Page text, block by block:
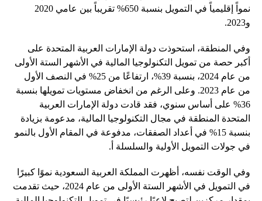
نمواً إقليمياً في التمويل بنسبة 650% تقريباً بين عامي 2020
و2023.
وفي المنطقة، استحوذت دولة الإمارات العربية المتحدة على
أكبر حصة من تمويل التكنولوجيا المالية في الأشهر الستة الأولى
من عام 2024، بنسبة 39%، ارتفاعًا من 25% في النصف الأول
من عام 2023. وعلى الرغم من انخفاض مستويات تمويلها بنسبة
36% على أساس سنوي، فقد قادت دولة الإمارات العربية
المتحدة المنطقة في مجال التكنولوجيا المالية، مدعومة بزيادة
بنسبة 15% في أعداد الصفقات، مدفوعة في المقام الأول بالنمو
في جولات التمويل الأولية والسلسلة أ.
وفي الوقت نفسه، أظهرت المملكة العربية السعودية نموًا كبيرًا
في التمويل في الأشهر الستة الأولى من عام 2024، حيث تقدمت